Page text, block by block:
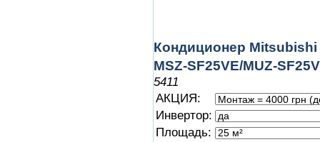
Кондиционер
MSZ-SF25VE/MUZ-
5411
АКЦИЯ:
Инвертор:
Площадь: